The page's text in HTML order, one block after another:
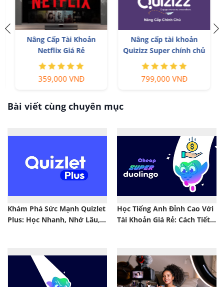
Nâng Cấp Tài Khoản
Netflix Giá Rẻ
359,000 VNĐ
Nâng cấp tài khoản
Quizizz Super chính chủ
799,000 VNĐ
Bài viết cùng chuyên mục
Khám Phá Sức Mạnh Quizlet
Plus: Học Nhanh, Nhớ Lâu,
Học Tiếng Anh Đỉnh Cao Với
Tài Khoản Giá Rẻ: Cách Tiết